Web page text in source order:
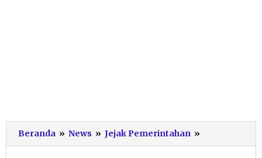
Beranda » News » Jejak Pemerintahan »
PPKBPPPA